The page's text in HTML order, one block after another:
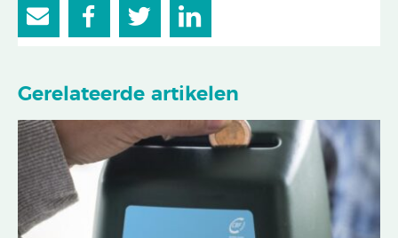
Gerelateerde artikelen